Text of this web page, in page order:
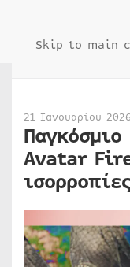
Skip to main
21 Ιανουαρίου
Avatar